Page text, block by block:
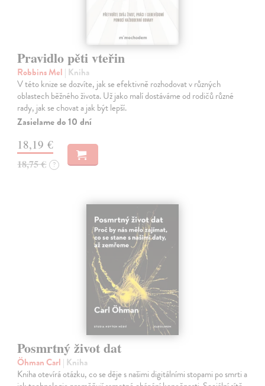
Pravidlo pěti vteřin
Robbins Mel | Kniha
V této knize se dozvíte, jak se efektivně rozhodovat v různých
oblastech běžného života. Už jako malí dostáváme od rodičů různé
rady, jak se chovat a jak být lepší.
Zasielame do 10 dní
18,19 €
18,75 € ?
Posmrtný život dat
Öhman Carl | Kniha
Kniha otevírá otázku, co se děje s našimi digitálními stopami po smrti a